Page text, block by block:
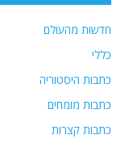
חדשות מהעולם
כללי
כתבות היסטוריה
כתבות מומחים
כתבות קצרות